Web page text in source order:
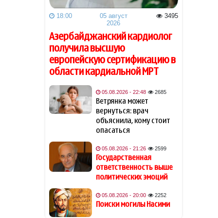
глав МИД Азербайджана и
Украины-ОБНОВЛЕНО
11:09
В США отметили в «заслуги»
Европы в отсутствии мира на
Украине
11:03
мемориал памяти
защитников Украины,
погибших в войне
Пашинян отправился в
Кыргызстан для участия в
заседании ЕАЭС
СМИ оценили сделку Ирана и
проливу
Вэнс признал наличие
18:00
05 август
2026
3495
Азербайджанский кардиолог
получила высшую
европейскую сертификацию в
области кардиальной МРТ
05.08.2026 - 22:48 2685
Ветрянка может
вернуться: врач
объяснила, кому стоит
опасаться
05.08.2026 - 21:26 2599
Государственная
ответственность выше
политических эмоций
05.08.2026 - 20:00 2252
Поиски могилы Насими